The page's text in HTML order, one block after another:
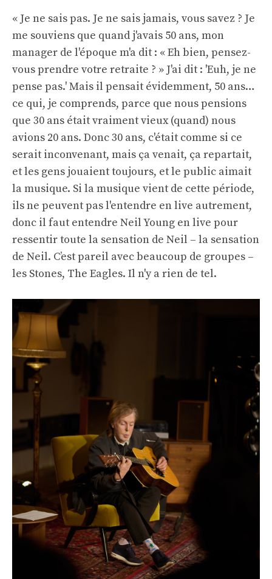
« Je ne sais pas. Je ne sais jamais, vous savez ? Je
me souviens que quand j'avais 50 ans, mon
manager de l'époque m'a dit : « Eh bien, pensez-
vous prendre votre retraite ? » J'ai dit : 'Euh, je ne
pense pas.' Mais il pensait évidemment, 50 ans…
ce qui, je comprends, parce que nous pensions
que 30 ans était vraiment vieux (quand) nous
avions 20 ans. Donc 30 ans, c'était comme si ce
serait inconvenant, mais ça venait, ça repartait,
et les gens jouaient toujours, et le public aimait
la musique. Si la musique vient de cette période,
ils ne peuvent pas l'entendre en live autrement,
donc il faut entendre Neil Young en live pour
ressentir toute la sensation de Neil – la sensation
de Neil. C’est pareil avec beaucoup de groupes –
les Stones, The Eagles. Il n'y a rien de tel.